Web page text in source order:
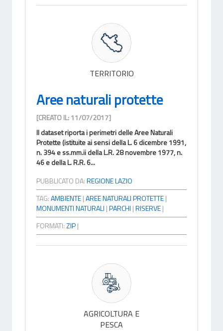
TERRITORIO
Aree naturali protette
[CREATO IL: 11/07/2017]
Il dataset riporta i perimetri delle Aree Naturali
Protette (istituite ai sensi della L. 6 dicembre 1991,
n. 394 e ss.mm.ii della L.R. 28 novembre 1977, n.
46 e della L. R.R. 6...
PUBBLICATO DA:REGIONE LAZIO
TAG:AMBIENTE|AREE NATURALI PROTETTE|
MONUMENTI NATURALI |PARCHI |RISERVE|
FORMATI:ZIP|
AGRICOLTURA E
PESCA